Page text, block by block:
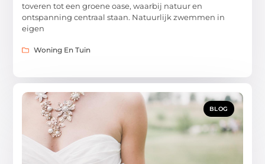
toveren tot een groene oase, waarbij natuur en
ontspanning centraal staan. Natuurlijk zwemmen in
eigen
Woning En Tuin
BLOG